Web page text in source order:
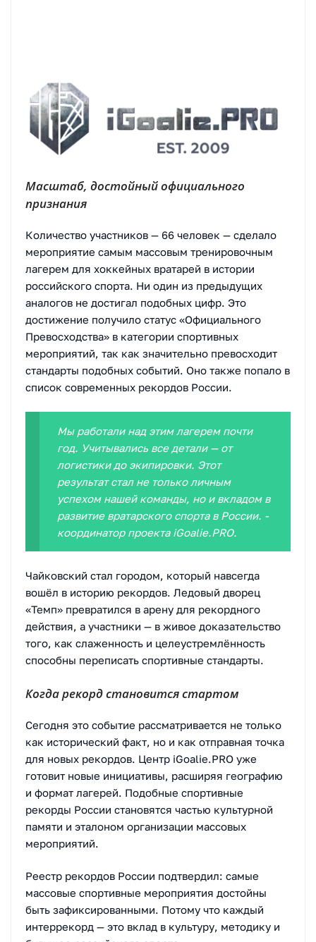
Масштаб, достойный официального
признания
Количество участников — 66 человек — сделало
мероприятие самым массовым тренировочным
лагерем для хоккейных вратарей в истории
российского спорта. Ни один из предыдущих
аналогов не достигал подобных цифр. Это
достижение получило статус «Официального
Превосходства» в категории спортивных
мероприятий, так как значительно превосходит
стандарты подобных событий. Оно также попало в
список современных рекордов России.
Мы работали над этим лагерем почти
год. Учитывались все детали — от
логистики до экипировки. Этот
результат стал не только личным
успехом нашей команды, но и вкладом в
развитие вратарского спорта в России. -
координатор проекта iGoalie.PRO.
Чайковский стал городом, который навсегда
вошёл в историю рекордов. Ледовый дворец
«Темп» превратился в арену для рекордного
действия, а участники — в живое доказательство
того, как слаженность и целеустремлённость
способны переписать спортивные стандарты.
Когда рекорд становится стартом
Сегодня это событие рассматривается не только
как исторический факт, но и как отправная точка
для новых рекордов. Центр iGoalie.PRO уже
готовит новые инициативы, расширяя географию
и формат лагерей. Подобные спортивные
рекорды России становятся частью культурной
памяти и эталоном организации массовых
мероприятий.
Реестр рекордов России подтвердил: самые
массовые спортивные мероприятия достойны
быть зафиксированными. Потому что каждый
интеррекорд — это вклад в культуру, методику и